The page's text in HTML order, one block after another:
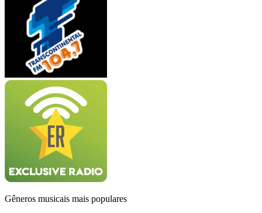
Gêneros musicais mais populares